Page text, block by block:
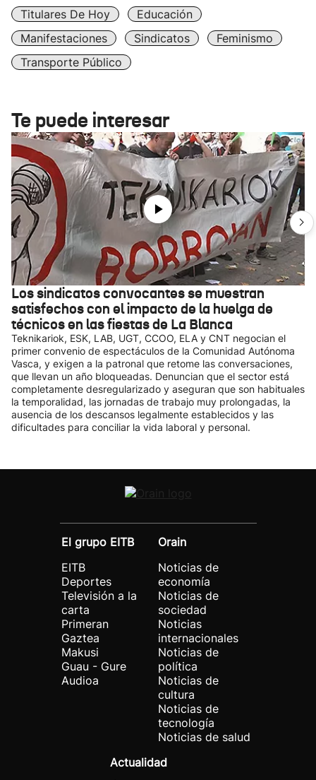
Titulares De Hoy
Educación
Manifestaciones
Sindicatos
Feminismo
Transporte Público
Te puede interesar
Los sindicatos convocantes se muestran
satisfechos con el impacto de la huelga de
técnicos en las fiestas de La Blanca
Teknikariok, ESK, LAB, UGT, CCOO, ELA y CNT negocian el
primer convenio de espectáculos de la Comunidad Autónoma
Vasca, y exigen a la patronal que retome las conversaciones,
que llevan un año bloqueadas. Denuncian que el sector está
completamente desregularizado y aseguran que son habituales
la temporalidad, las jornadas de trabajo muy prolongadas, la
ausencia de los descansos legalmente establecidos y las
dificultades para conciliar la vida laboral y personal.
El grupo EITB
EITB
Deportes
Televisión a la
carta
Primeran
Gaztea
Makusi
Guau - Gure
Audioa
Orain
Noticias de
economía
Noticias de
sociedad
Noticias
internacionales
Noticias de
política
Noticias de
cultura
Noticias de
tecnología
Noticias de salud
Actualidad